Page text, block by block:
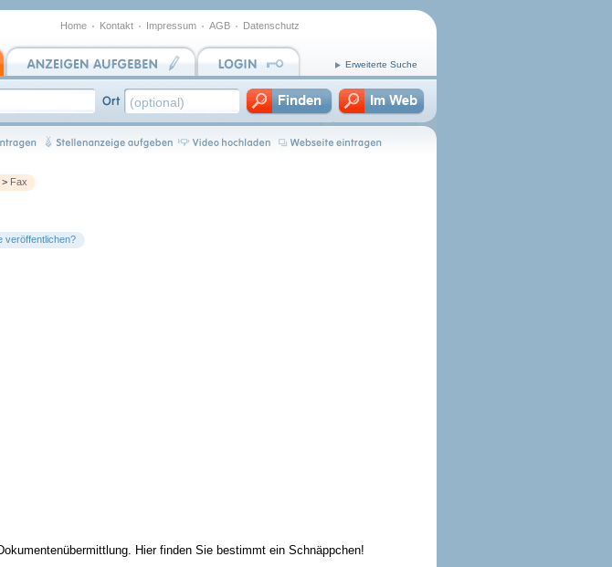
Home Kontakt Impressum AGB Datenschutz
Erweiterte Suche
> Fax
veröffentlichen?
Hier finden Sie bestimmt ein Schnäppchen!